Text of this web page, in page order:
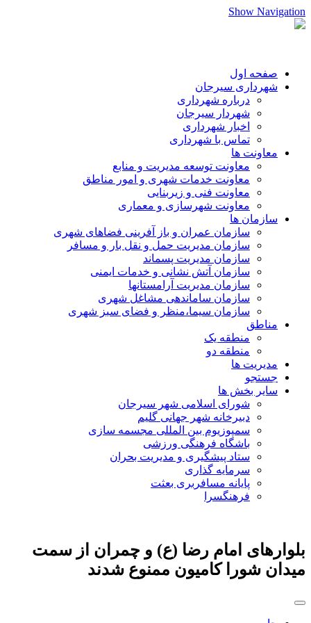
Show Navigation
صفحه اول
شهرداری سیرجان
درباره شهرداری
شهردار سیرجان
اخبار شهرداری
تماس با شهرداری
معاونت ها
معاونت توسعه مدیریت و منابع
معاونت خدمات شهری و امور مناطق
معاونت فنی و زیربنایی
معاونت شهرسازی و معماری
سازمان ها
سازمان عمران و باز آفرینی فضاهای شهری
سازمان مدیریت حمل و نقل بار و مسافر
سازمان مدیریت پسماند
سازمان آتش نشانی و خدمات ایمنی
سازمان مدیریت آرامستانها
سازمان ساماندهی مشاغل شهری
سازمان سیما،منظر و فضای سبز شهری
مناطق
منطقه یک
منطقه دو
مدیریت ها
جستجو
سایر بخش ها
شورای اسلامی شهر سیرجان
دبیرخانه شهر جهانی گلیم
سمپوزیوم بین المللی مجسمه سازی
باشگاه فرهنگی ورزشی
ستاد پیشگیری و مدیریت بحران
سرمایه گذاری
پایانه مسافربری بعثت
فرهنگسرا
بلوارهای امام رضا (ع) و چمران از سمت
میدان شورا کامیون ممنوع شدند